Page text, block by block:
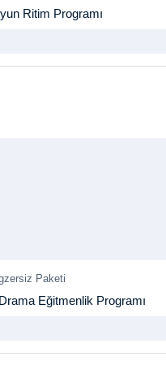
Ritim Programı
Paketi
Eğitmenlik Programı